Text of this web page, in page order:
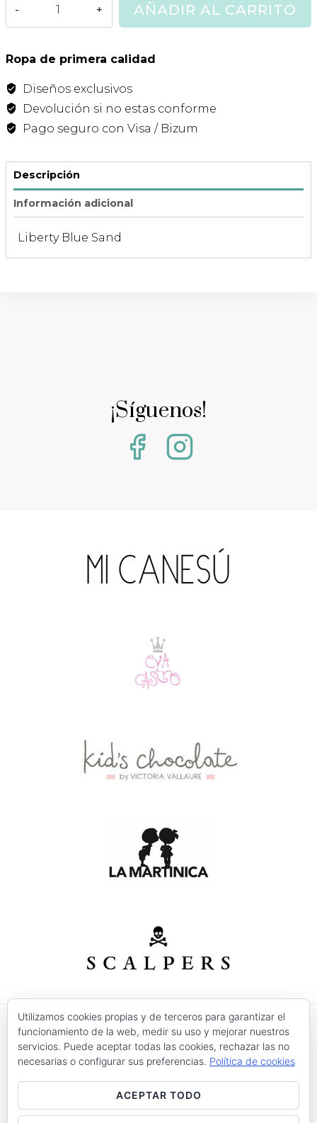
Blue
Mi
Canesu
cantidad
AÑADIR AL CARRITO
Ropa de primera calidad
Diseños exclusivos
Devolución si no estas conforme
Pago seguro con Visa / Bizum
Descripción
Información adicional
Liberty Blue Sand
¡Síguenos!
© 2026 Modas Isabel - C/ Verónica Nº 30 - CP. 30520 -
Jumilla (Murcia)
Precios válidos salvo error tipográfico o fin de
existencias.
Condiciones de Uso
Utilizamos cookies propias y de terceros para garantizar el
funcionamiento de la web, medir su uso y mejorar nuestros
servicios. Puede aceptar todas las cookies, rechazar las no
necesarias o configurar sus preferencias. Política de cookies
ACEPTAR TODO